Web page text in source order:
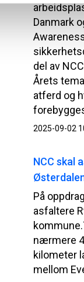
Danmark
del av
Årets
atferd og
2025-09-02
NCC skal
På
asfaltere
nærmere
kilometer
mellom